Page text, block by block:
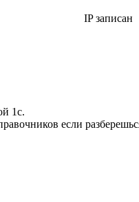
IP записан
1с.
если